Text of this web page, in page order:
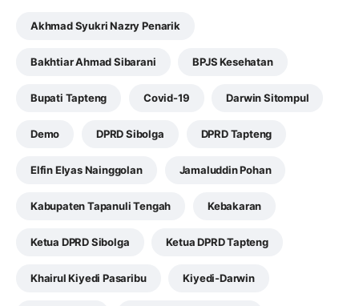
Akhmad Syukri Nazry Penarik
Bakhtiar Ahmad Sibarani BPJS Kesehatan
Bupati Tapteng Covid-19 Darwin Sitompul
Demo DPRD Sibolga DPRD Tapteng
Elfin Elyas Nainggolan Jamaluddin Pohan
Kabupaten Tapanuli Tengah Kebakaran
Ketua DPRD Sibolga Ketua DPRD Tapteng
Khairul Kiyedi Pasaribu Kiyedi-Darwin